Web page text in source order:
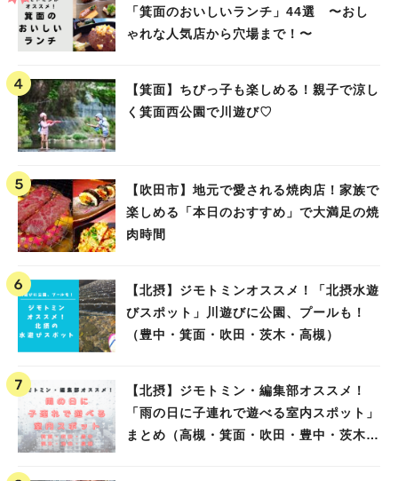
「箕面のおいしいランチ」44選 〜おし
ゃれな人気店から穴場まで！〜
【箕面】ちびっ子も楽しめる！親子で涼し
く箕面西公園で川遊び♡
【吹田市】地元で愛される焼肉店！家族で
楽しめる「本日のおすすめ」で大満足の焼
肉時間
【北摂】ジモトミンオススメ！「北摂水遊
びスポット」川遊びに公園、プールも！
（豊中・箕面・吹田・茨木・高槻）
【北摂】ジモトミン・編集部オススメ！
「雨の日に子連れで遊べる室内スポット」
まとめ（高槻・箕面・吹田・豊中・茨木・